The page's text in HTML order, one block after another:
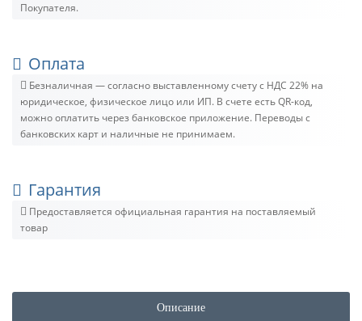
Покупателя.
Оплата
Безналичная — согласно выставленному счету c НДС 22% на
юридическое, физическое лицо или ИП. В счете есть QR-код,
можно оплатить через банковское приложение. Переводы с
банковских карт и наличные не принимаем.
Гарантия
Предоставляется официальная гарантия на поставляемый
товар
Описание